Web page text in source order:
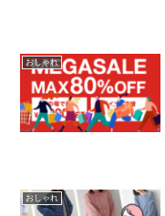
おしゃれ
おしゃれ